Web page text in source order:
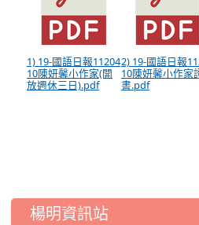
1) 19-國語日報11204
10陳妍馨小作家(開
放週休三日).pdf
2) 19-國語日報
10陳妍馨小作家
書.pdf
::: 楊明資訊站